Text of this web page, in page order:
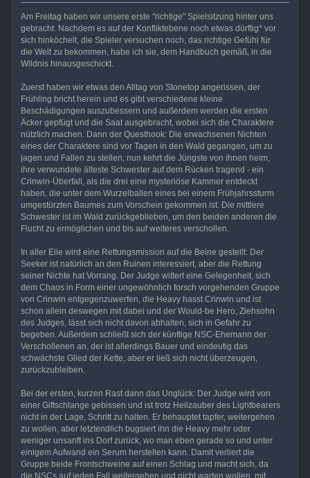
Am Freitag haben wir unsere erste "richtige" Spielsitzung hinter uns
gebracht. Nachdem es auf der Konfliktebene noch etwas dürftig* vor
sich hinköchelt, die Spieler versuchen noch, das richtige Gefühl für
die Welt zu bekommen, habe ich sie, dem Handbuch gemäß, in die
Wildnis hinausgeschickt.
Zuerst haben wir etwas den Alltag von Stonetop angerissen, der
Frühling bricht herein und es gibt verschiedene kleine
Beschädigungen auszubessern und außerdem werden die ersten
Äcker gepfügt und die Saat ausgebracht, wobei sich die Charaktere
nützlich machen. Dann der Questhook: Die erwachsenen Nichten
eines der Charaktere sind vor Tagen in den Wald gegangen, um zu
jagen und Fallen zu stellen, nun kehrt die Jüngste von ihnen heim,
ihre verwundete älteste Schwester auf dem Rücken tragend - ein
Crinwin-Überfall, als die drei eine mysteriöse Kammer entdeckt
haben, die unter dem Wurzelballen eines bei einem Frühjahrssturm
umgestürzten Baumes zum Vorschein gekommen ist. Die mittlere
Schwester ist im Wald zurückgeblieben, um den beiden anderen die
Flucht zu ermöglichen und bis auf weiteres verschollen.
In aller Eile wird eine Rettungsmission auf die Beine gestellt: Der
Seeker ist natürlich an den Ruinen interessiert, aber die Rettung
seiner Nichte hat Vorrang. Der Judge wittert eine Gelegenheit, sich
dem Chaos in Form einer ungewöhnlich forsch vorgehenden Gruppe
von Crinwin entgegenzuwerfen, die Heavy hasst Crinwin und ist
schon allein deswegen mit dabei und der Would-be Hero, Ziehsohn
des Judges, lässt sich nicht davon abhalten, sich in Gefahr zu
begeben. Außerdem schließt sich der künftige NSC-Ehemann der
Verschollenen an, der ist allerdings Bauer und eindeutig das
schwächste Glied der Kette, aber er ließ sich nicht überzeugen,
zurückzubleiben.
Bei der ersten, kurzen Rast dann das Unglück: Der Judge wird von
einer Giftschlange gebissen und ist trotz Heilzauber des Lightbearers
nicht in der Lage, Schritt zu halten. Er behauptet tapfer, weitergehen
zu wollen, aber letztendlich bugsiert ihn die Heavy mehr oder
weniger unsanft ins Dorf zurück, wo man eben gerade so und unter
einigem Aufwand ein Serum herstellen kann. Damit verliert die
Gruppe beide Frontschweine auf einen Schlag und macht sich, da
die NSCs auf jeden Fall weitergehen und nicht warten wollen, mit